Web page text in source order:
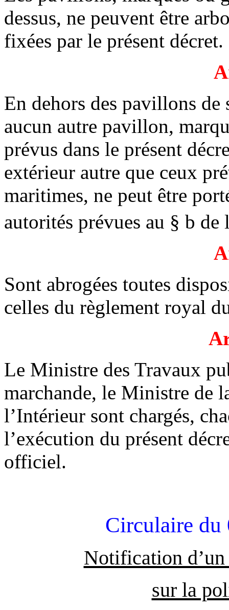
dessus, ne peuvent être
fixées par le présent décret.
En dehors des pavillons
aucun autre pavillon,
prévus dans le présent
extérieur autre que ceux
maritimes, ne peut être
autorités prévues au § b de
Sont abrogées toutes
celles du règlement royal
Le Ministre des Travaux
marchande, le Ministre de
l’Intérieur sont chargés,
l’exécution du présent
officiel.
Circulaire du
Notification
sur la